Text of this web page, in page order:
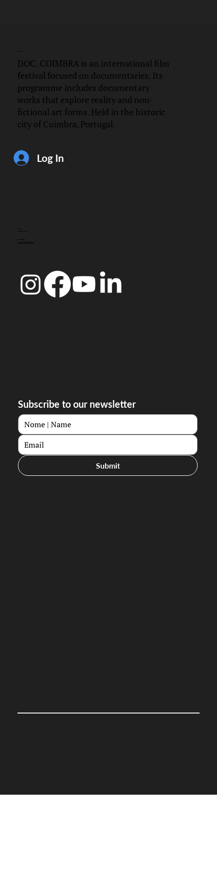
DOC.COIMBRA
DOC. COIMBRA is an international film
festival focused on documentaries. Its
programme includes documentary
works that explore reality and non-
fictional art forms. Held in the historic
city of Coimbra, Portugal.
Log In
info@doccoimbra.com
FISCAL ADDRESS:
Subscribe to our newsletter
Submit